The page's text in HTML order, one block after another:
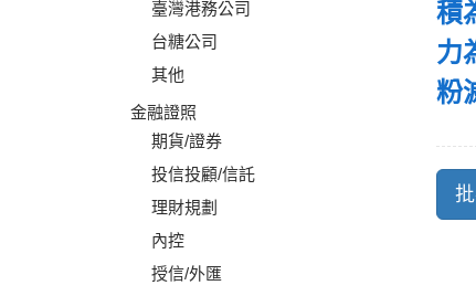
臺灣港務公司
台糖公司
其他
金融證照
期貨/證券
投信投顧/信託
理財規劃
內控
授信/外匯
積
力
粉